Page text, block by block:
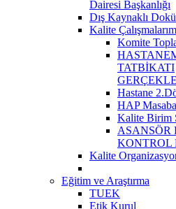
Dairesi Başkanlığı
Dış Kaynaklı
Kalite
Komite
TATBİKATI
Hastane
HAP
Kalite Birim
ASANSÖR
KONTROL
Kalite
Eğitim ve Araştırma
TUEK
Etik Kurul